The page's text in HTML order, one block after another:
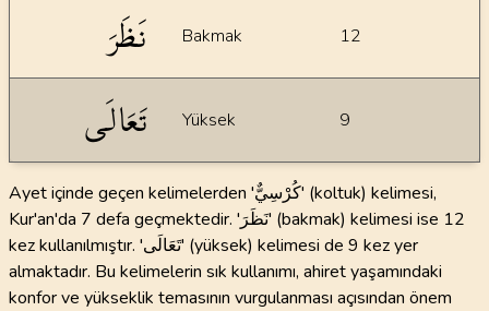
نَظَرَ Bakmak 12
تَعَالَى Yüksek 9
Ayet içinde geçen kelimelerden 'كُرْسِيٌّ' (koltuk) kelimesi,
Kur'an'da 7 defa geçmektedir. 'نَظَرَ' (bakmak) kelimesi ise 12
kez kullanılmıştır. 'تَعَالَى' (yüksek) kelimesi de 9 kez yer
almaktadır. Bu kelimelerin sık kullanımı, ahiret yaşamındaki
konfor ve yükseklik temasının vurgulanması açısından önem